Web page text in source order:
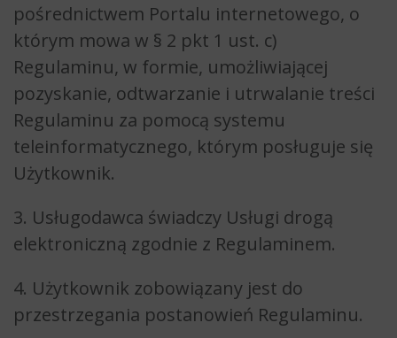
pośrednictwem Portalu internetowego, o
którym mowa w § 2 pkt 1 ust. c)
Regulaminu, w formie, umożliwiającej
pozyskanie, odtwarzanie i utrwalanie treści
Regulaminu za pomocą systemu
teleinformatycznego, którym posługuje się
Użytkownik.
3. Usługodawca świadczy Usługi drogą
elektroniczną zgodnie z Regulaminem.
4. Użytkownik zobowiązany jest do
przestrzegania postanowień Regulaminu.